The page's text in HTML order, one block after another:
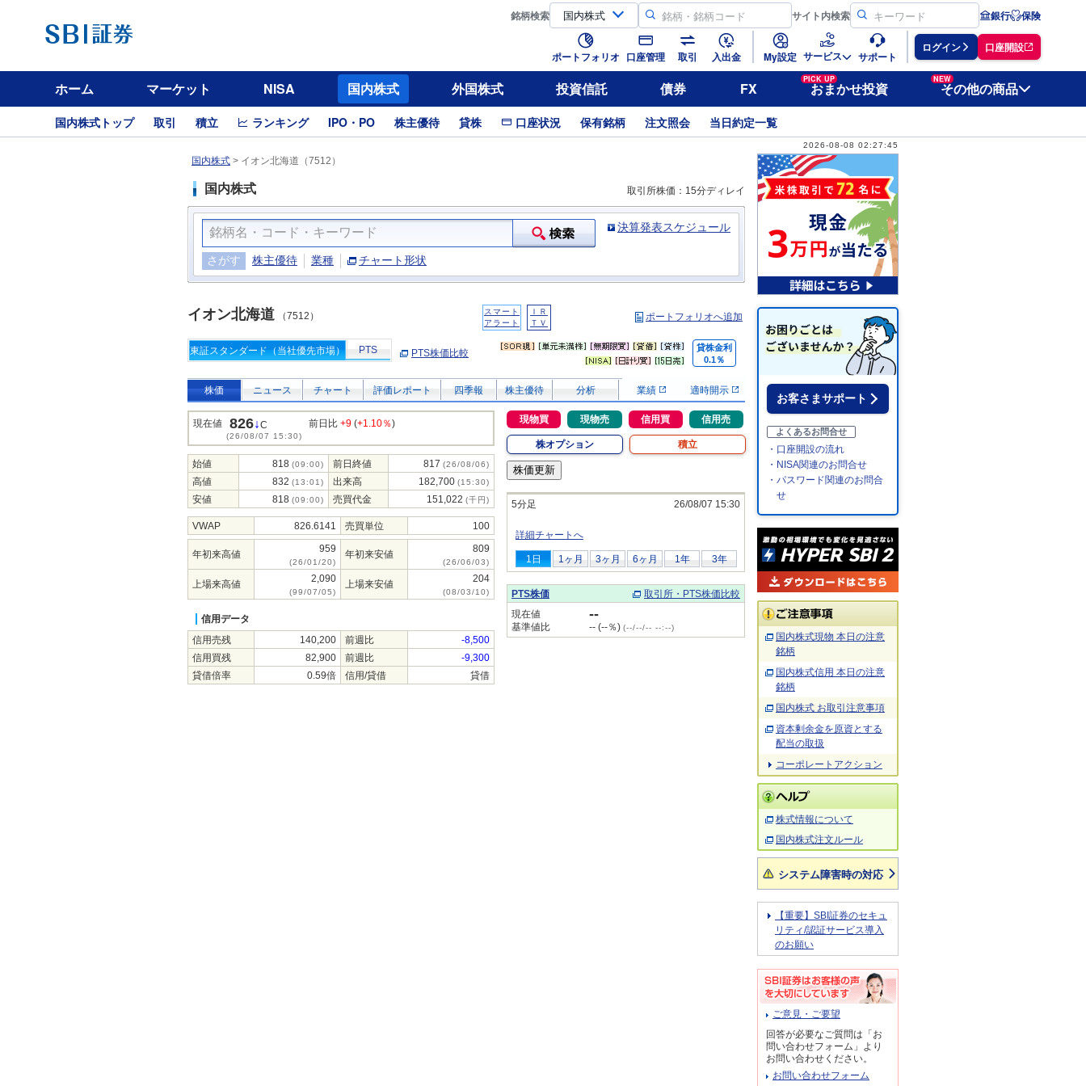
銘柄検索 サイト内検索 銀行 保険
ポートフォリオ 口座管理 取引 入出金 My設定 サービス サポート
ログイン 口座開設
ホーム マーケット NISA 国内株式 外国株式 投資信託 債券 FX
PICK UP
おまかせ投資
NEW
その他の商品
国内株式トップ 取引 積立 ランキング IPO・PO 株主優待 貸株 口座状況 保有銘柄 注文照会 当日約定一覧
2026-08-08 02:27:45
国内株式 > イオン北海道（7512）
国内株式 取引所株価：15分ディレイ
決算発表スケジュール
さがす 株主優待 業種 チャート形状
イオン北海道 （7512）
スマート
アラート
ＩＲ
ＴＶ
ポートフォリオへ追加
東証スタンダード（当社優先市場） PTS PTS株価比較
貸株金利
0.1％
株価 ニュース チャート 評価レポート 四季報 株主優待 分析 業績 適時開示
現在値 826↓C
(26/08/07 15:30)
前日比 +9 (+1.10％)
始値 818 (09:00) 前日終値 817 (26/08/06)
高値 832 (13:01) 出来高 182,700 (15:30)
安値 818 (09:00) 売買代金 151,022 (千円)
VWAP 826.6141 売買単位 100
年初来高値 959
(26/01/20)
年初来安値 809
(26/06/03)
上場来高値 2,090
(99/07/05)
上場来安値 204
(08/03/10)
信用データ
信用売残
140,200 前週比
-8,500
信用買残
82,900 前週比
-9,300
貸借倍率
0.59倍 信用/貸借 貸借
現物買 現物売 信用買 信用売
株オプション 積立
5分足 26/08/07 15:30
詳細チャートへ
1日 1ヶ月 3ヶ月 6ヶ月 1年 3年
PTS株価
取引所・PTS株価比較
現在値
--
基準値比 -- (--％) (--/--/-- --:--)
お客さまサポート
よくあるお問合せ
・口座開設の流れ
・NISA関連のお問合せ
・パスワード関連のお問合
せ
国内株式現物 本日の注意
銘柄
国内株式信用 本日の注意
銘柄
国内株式 お取引注意事項
資本剰余金を原資とする
配当の取扱
コーポレートアクション
株式情報について
国内株式注文ルール
システム障害時の対応
【重要】SBI証券のセキュ
リティ/認証サービス導入
のお願い
ご意見・ご要望
回答が必要なご質問は「お
問い合わせフォーム」より
お問い合わせください。
お問い合わせフォーム